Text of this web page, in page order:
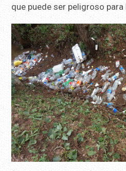
que puede ser peligroso para